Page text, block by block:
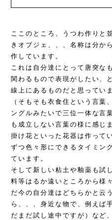
ここのところ、うつわ作りと
きオブジェ、、、名称は分か
作しています。
これは自分達にとって唐突な
関わるもので表現がしたい、
線上にあるものだと思ってい
（そもそも衣食住という言葉
ングルみたいで三位一体な言
も成立しない言葉の様に感じ
掛け花といった花器は作って
ずつ色々形にできるタイミン
ています。
そして新しい粘土や釉薬も試
料等はるか遠いところから様
だ今の自分達はどちらかと云
ら、、、身近な物で、例えば
だまだ試し途中ですが）など